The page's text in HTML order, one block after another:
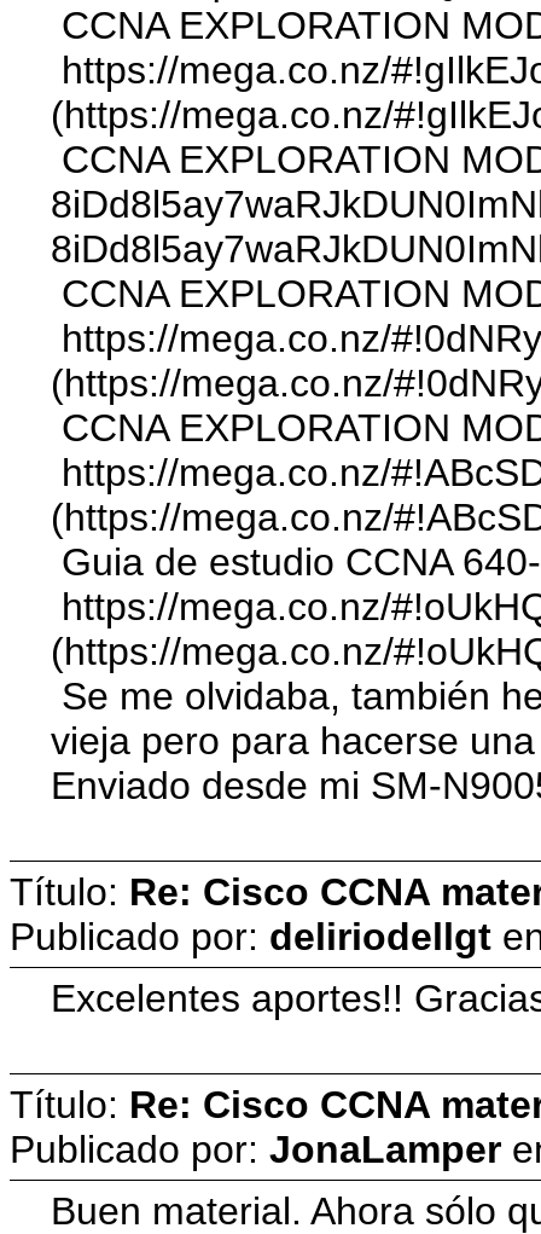
CCNA EXPLORATION
https://mega.co.nz/
(https://mega.co.nz/
CCNA EXPLORATION
CCNA EXPLORATION
https://mega.co.nz/
(https://mega.co.nz/
CCNA EXPLORATION
https://mega.co.nz/
(https://mega.co.nz/
Guia de estudio CCNA
https://mega.co.nz/
(https://mega.co.nz/
Se me olvidaba, también
vieja pero para hacerse
Enviado desde mi SM-
Título: Re: Cisco CCNA
Publicado por: deliriodellgt
Excelentes aportes!!
Título: Re: Cisco CCNA
Publicado por: JonaLamper
Buen material. Ahora sólo